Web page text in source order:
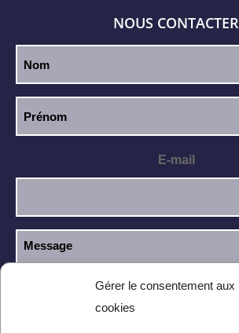
Gérer le consentement aux
cookies
NOUS CONTACTER
E-mail